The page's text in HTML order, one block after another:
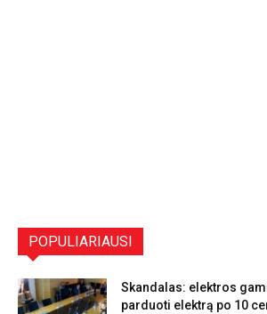
POPULIARIAUSI
Skandalas: elektros
parduoti elektrą po 10